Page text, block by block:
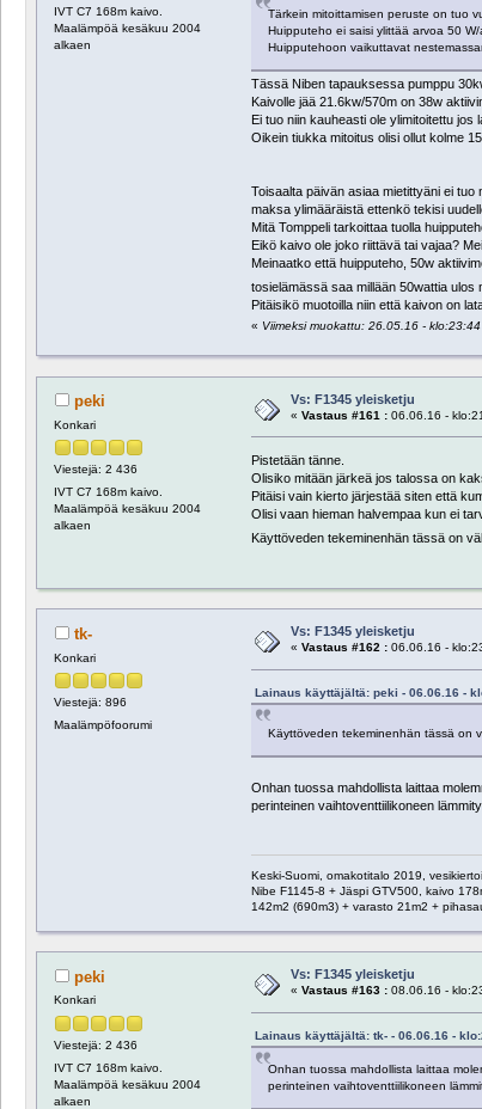
IVT C7 168m kaivo.
Maalämpöä kesäkuu 2004
alkaen
Tärkein mitoittamisen peruste on tuo
Huipputeho ei saisi ylittää arvoa 50 W/
Huipputehoon vaikuttavat
Tässä Niben tapauksessa pumppu
Kaivolle jää 21.6kw/570m on 38w
Ei tuo niin kauheasti ole ylimitoitettu
Oikein tiukka mitoitus olisi ollut kolme
Toisaalta päivän asiaa mietittyäni ei
maksa ylimääräistä ettenkö tekisi
Mitä Tomppeli tarkoittaa tuolla
Eikö kaivo ole joko riittävä tai vajaa?
Meinaatko että huipputeho, 50w
tosielämässä saa millään 50wattia ulos
Pitäisikö muotoilla niin että kaivon on
« Viimeksi muokattu: 26.05.16 -
peki
Konkari
Viestejä: 2 436
IVT C7 168m kaivo.
Maalämpöä kesäkuu 2004
alkaen
Vs: F1345 yleisketju
« Vastaus #161 :06.06.16 -
Pistetään tänne.
Olisiko mitään järkeä jos talossa on
Pitäisi vain kierto järjestää siten että
Olisi vaan hieman halvempaa kun ei
Käyttöveden tekeminenhän tässä on
tk-
Konkari
Viestejä: 896
Maalämpöfoorumi
Vs: F1345 yleisketju
« Vastaus #162 :06.06.16 -
Lainaus käyttäjältä: peki - 06.06.16 -
Käyttöveden tekeminenhän tässä on
Onhan tuossa mahdollista laittaa
perinteinen vaihtoventtiilikoneen
Keski-Suomi, omakotitalo 2019,
Nibe F1145-8 + Jäspi GTV500, kaivo
142m2 (690m3) + varasto 21m2 +
peki
Konkari
Viestejä: 2 436
IVT C7 168m kaivo.
Maalämpöä kesäkuu 2004
alkaen
Vs: F1345 yleisketju
« Vastaus #163 :08.06.16 -
Lainaus käyttäjältä: tk- - 06.06.16 -
Onhan tuossa mahdollista laittaa
perinteinen vaihtoventtiilikoneen